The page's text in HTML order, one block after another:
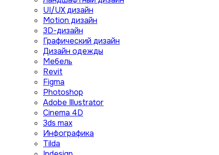
UI/UX дизайн
Motion дизайн
3D-дизайн
Графический дизайн
Дизайн одежды
Мебель
Revit
Figma
Photoshop
Adobe Illustrator
Сinema 4D
3ds max
Инфографика
Tilda